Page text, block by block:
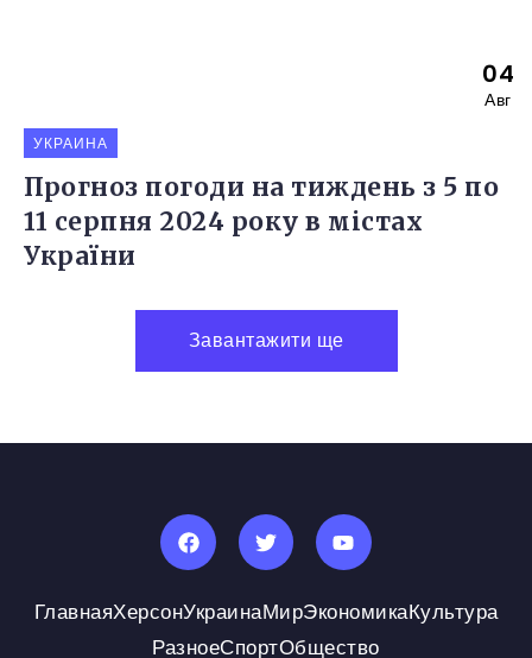
04
Авг
УКРАИНА
Прогноз погоди на тиждень з 5 по
11 серпня 2024 року в містах
України
Завантажити ще
ГлавнаяХерсонУкраинаМирЭкономикаКультура
РазноеСпортОбщество